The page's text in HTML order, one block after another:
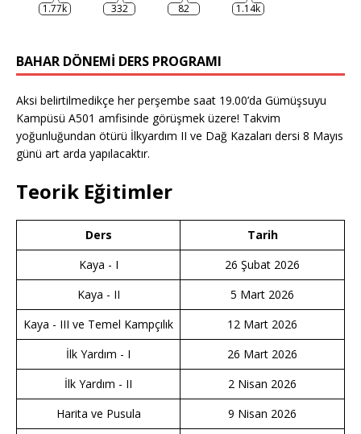
1.77k 332 82 1.14k
BAHAR DÖNEMI DERS PROGRAMI
Aksi belirtilmedikçe her perşembe saat 19.00’da Gümüşsuyu
Kampüsü A501 amfisinde görüşmek üzere! Takvim
yoğunluğundan ötürü İlkyardım II ve Dağ Kazaları dersi 8 Mayıs
günü art arda yapılacaktır.
Teorik Eğitimler
Ders
Tarih
Kaya - I
26 Şubat 2026
Kaya - II
5 Mart 2026
Kaya - III ve Temel Kampçılık
12 Mart 2026
İlk Yardım - I
26 Mart 2026
İlk Yardım - II
2 Nisan 2026
Harita ve Pusula
9 Nisan 2026